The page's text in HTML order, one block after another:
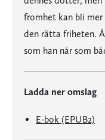
fromhet kan bli
den rätta friheten.
som han når som
Ladda ner omslag
E-bok (EPUB2)